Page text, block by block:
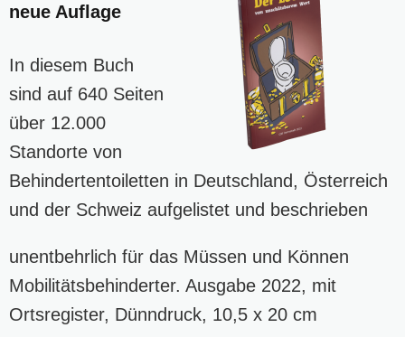
neue Auflage
In diesem Buch
sind auf 640 Seiten
über 12.000
Standorte von
Behindertentoiletten in Deutschland, Österreich
und der Schweiz aufgelistet und beschrieben
unentbehrlich für das Müssen und Können
Mobilitätsbehinderter. Ausgabe 2022, mit
Ortsregister, Dünndruck, 10,5 x 20 cm